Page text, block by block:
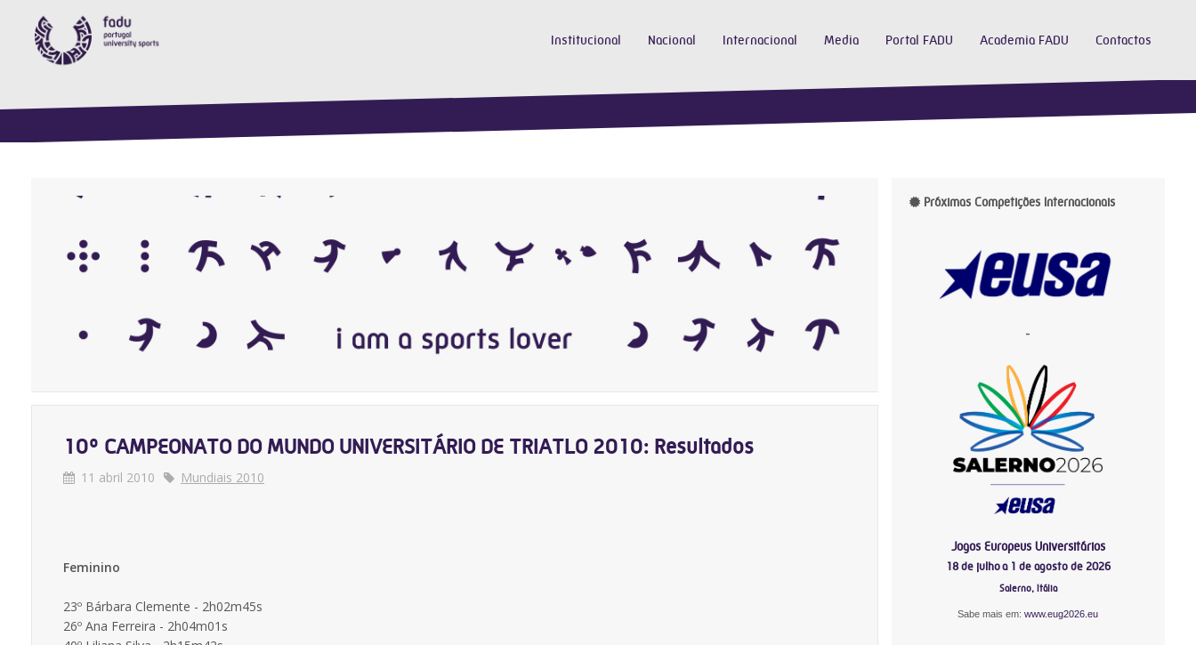
Institucional Nacional Internacional Media Portal FADU Academia FADU Contactos
10º CAMPEONATO DO MUNDO UNIVERSITÁRIO DE TRIATLO 2010: Resultados
11 abril 2010 Mundiais 2010
Feminino
23º Bárbara Clemente - 2h02m45s
26º Ana Ferreira - 2h04m01s
Próximas Competições Internacionais
-
Jogos Europeus Universitários
18 de julho a 1 de agosto de 2026
Salerno, Itália
Sabe mais em:www.eug2026.eu